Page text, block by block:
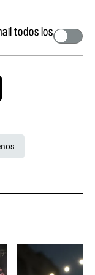
todos los